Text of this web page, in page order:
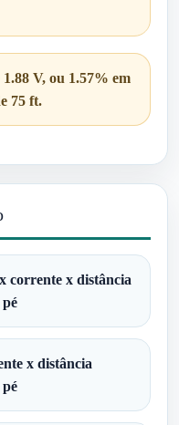
V, ou 1.57% em
75 ft.
corrente x distância
x distância